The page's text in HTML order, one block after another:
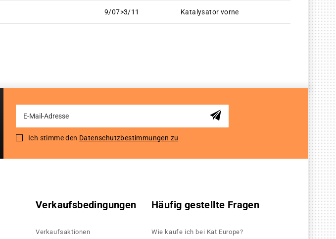
9/07>3/11 Katalysator vorne
for
Newsletter:
Ich stimme den Datenschutzbestimmungen zu
Verkaufsbedingungen
Verkaufsaktionen
Häufig gestellte Fragen
Wie kaufe ich bei Kat Europe?